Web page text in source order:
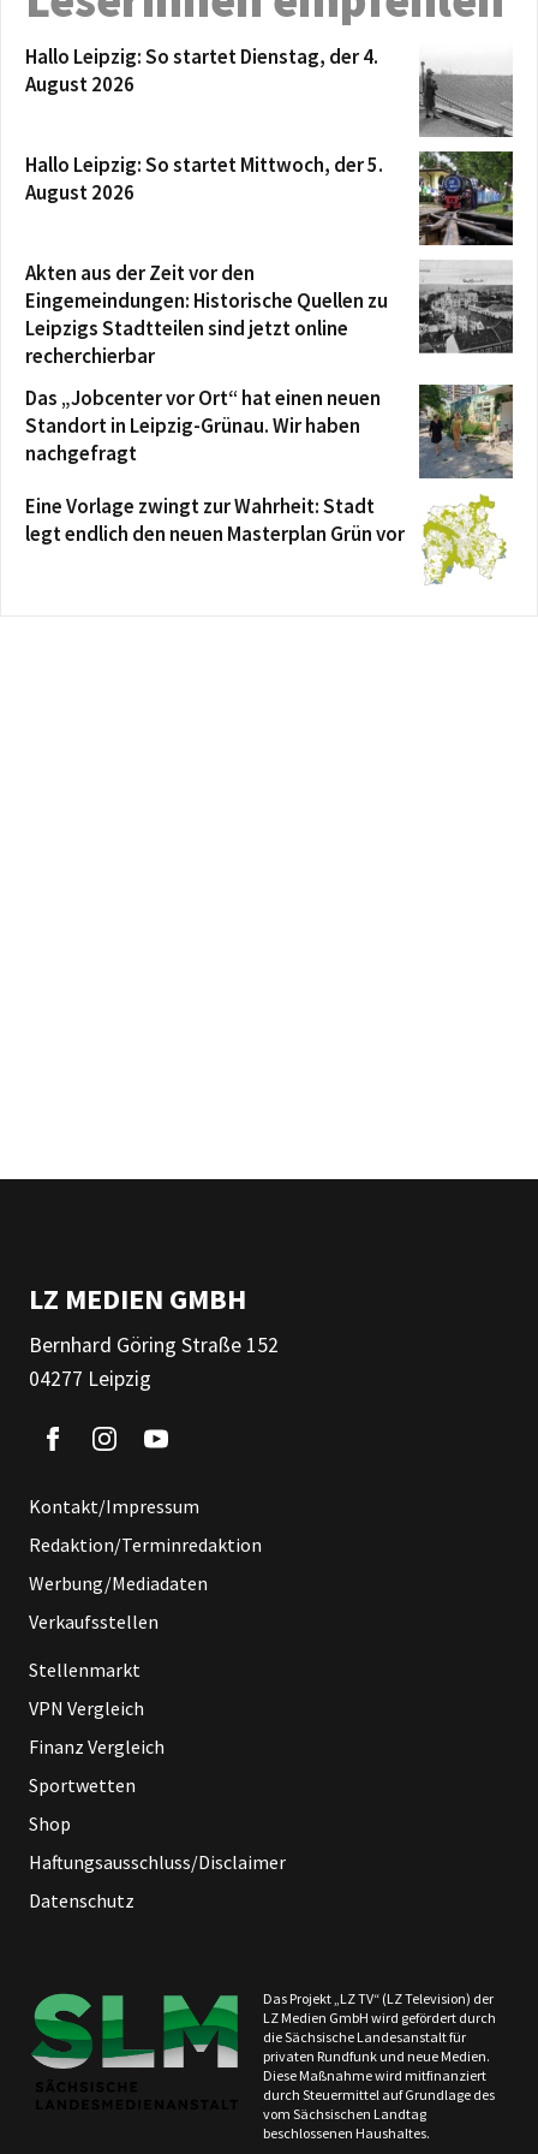
Hallo Leipzig: So startet Dienstag, der 4.
August 2026
Hallo Leipzig: So startet Mittwoch, der 5.
August 2026
Akten aus der Zeit vor den
Eingemeindungen: Historische Quellen zu
Leipzigs Stadtteilen sind jetzt online
recherchierbar
Das „Jobcenter vor Ort“ hat einen neuen
Standort in Leipzig-Grünau. Wir haben
nachgefragt
Eine Vorlage zwingt zur Wahrheit: Stadt
legt endlich den neuen Masterplan Grün vor
LZ MEDIEN GMBH
Bernhard Göring Straße 152
04277 Leipzig
Kontakt/Impressum
Redaktion/Terminredaktion
Werbung/Mediadaten
Verkaufsstellen
Stellenmarkt
VPN Vergleich
Finanz Vergleich
Sportwetten
Shop
Haftungsausschluss/Disclaimer
Datenschutz
Das Projekt „LZ TV“ (LZ Television) der
LZ Medien GmbH wird gefördert durch
die Sächsische Landesanstalt für
privaten Rundfunk und neue Medien.
Diese Maßnahme wird mitfinanziert
durch Steuermittel auf Grundlage des
vom Sächsischen Landtag
beschlossenen Haushaltes.